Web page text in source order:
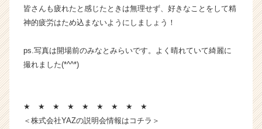
皆さんも疲れたと感じたときは無理せず、好きなことをして精
神的疲労はため込まないようにしましょう！
ps.写真は開場前のみなとみらいです。よく晴れていて綺麗に
撮れました(*^^*)
★ ★ ★ ★ ★ ★ ★ ★ ★
＜株式会社YAZの説明会情報はコチラ＞